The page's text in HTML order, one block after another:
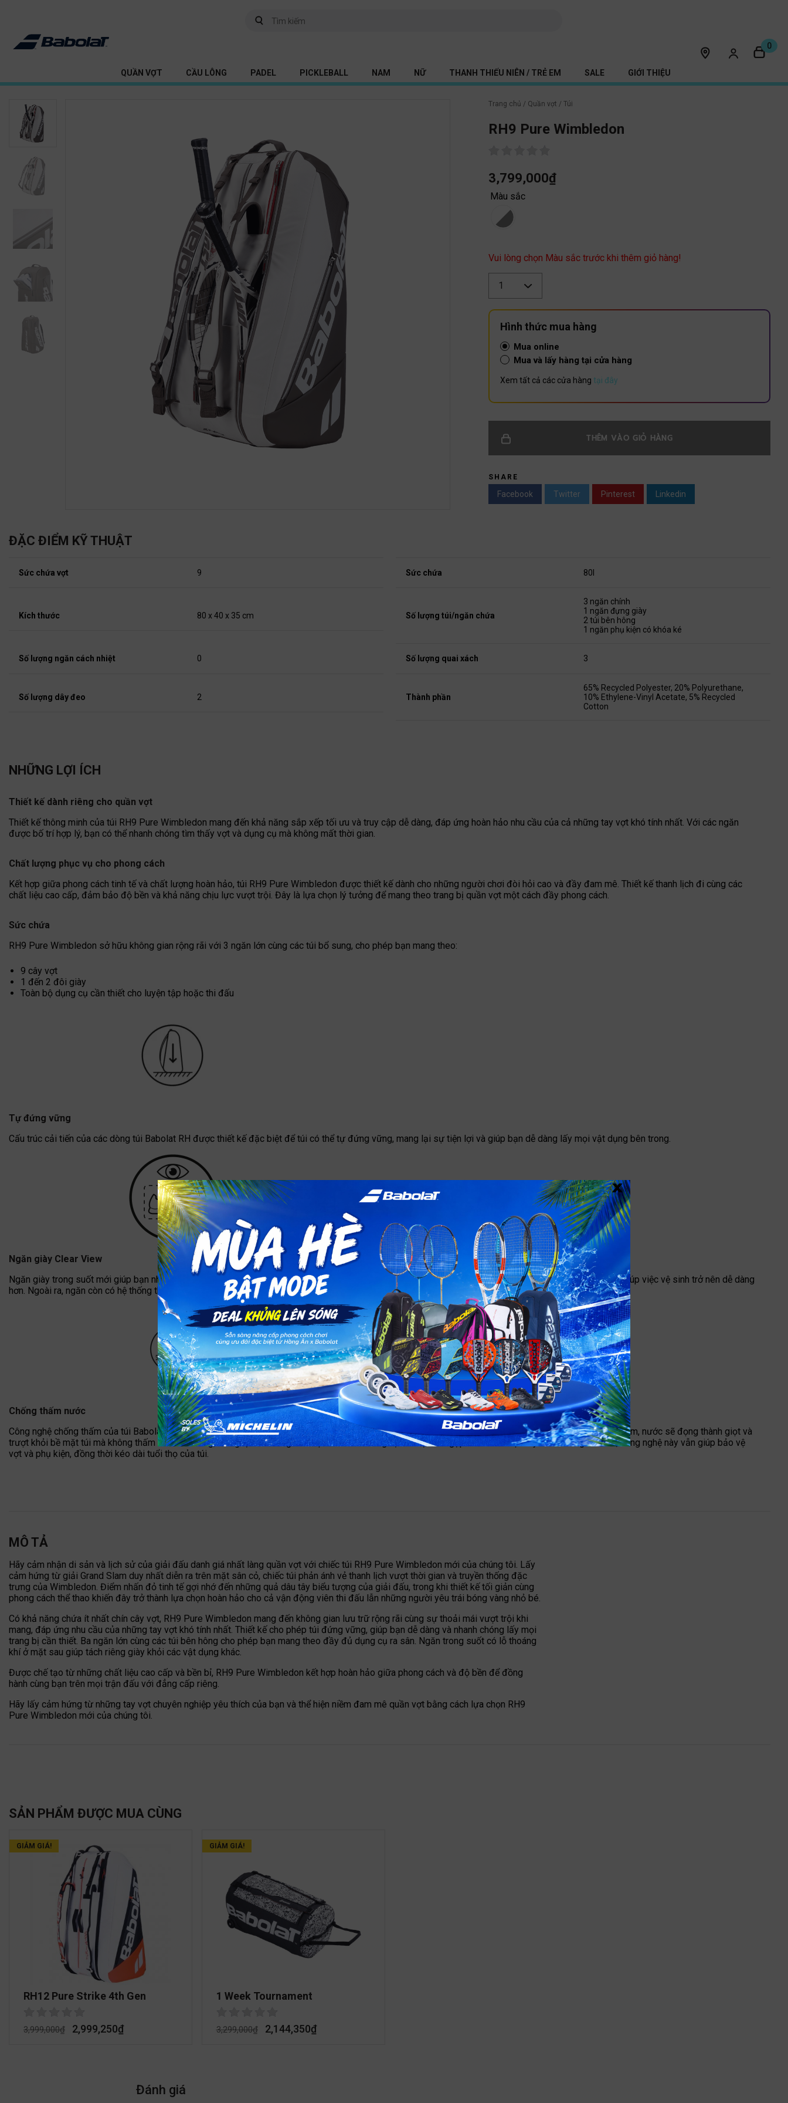
0
QUẦN VỢT CẦU LÔNG PADEL PICKLEBALL NAM NỮ THANH THIẾU NIÊN / TRẺ EM SALE GIỚI THIỆU
Trang chủ / Quần vợt /Túi
RH9 Pure Wimbledon
3,799,000₫
Màu sắc
Vui lòng chọn Màu sắc trước khi thêm giỏ hàng!
Số
lượng
Hình thức mua hàng
Mua online
Mua và lấy hàng tại cửa hàng
Xem tất cả các cửa hàngtại đây
THÊM VÀO GIỎ HÀNG
SHARE
Facebook Twitter Pinterest Linkedin
ĐẶC ĐIỂM KỸ THUẬT
Sức chứa vợt 9 Sức chứa 80l
Kích thước 80 x 40 x 35 cm Số lượng túi/ngăn chứa
3 ngăn chính
1 ngăn đựng giày
2 túi bên hông
1 ngăn phụ kiện có khóa ké
Số lượng ngăn cách nhiệt 0 Số lượng quai xách 3
Số lượng dây đeo 2 Thành phần
65% Recycled Polyester, 20% Polyurethane,
10% Ethylene-Vinyl Acetate, 5% Recycled
Cotton
NHỮNG LỢI ÍCH
Thiết kế dành riêng cho quần vợt
Thiết kế thông minh của túi RH9 Pure Wimbledon mang đến khả năng sắp xếp tối ưu và truy cập dễ dàng, đáp ứng hoàn hảo nhu cầu của cả những tay vợt khó tính nhất. Với các ngăn
được bố trí hợp lý, bạn có thể nhanh chóng tìm thấy vợt và dụng cụ mà không mất thời gian.
Chất lượng phục vụ cho phong cách
Kết hợp giữa phong cách tinh tế và chất lượng hoàn hảo, túi RH9 Pure Wimbledon được thiết kế dành cho những người chơi đòi hỏi cao và đầy đam mê. Thiết kế thanh lịch đi cùng các
chất liệu cao cấp, đảm bảo độ bền và khả năng chịu lực vượt trội. Đây là lựa chọn lý tưởng để mang theo trang bị quần vợt một cách đầy phong cách.
Sức chứa
RH9 Pure Wimbledon sở hữu không gian rộng rãi với 3 ngăn lớn cùng các túi bổ sung, cho phép bạn mang theo:
9 cây vợt
1 đến 2 đôi giày
Toàn bộ dụng cụ cần thiết cho luyện tập hoặc thi đấu
Tự đứng vững
Cấu trúc cải tiến của các dòng túi Babolat RH được thiết kế đặc biệt để túi có thể tự đứng vững, mang lại sự tiện lợi và giúp bạn dễ dàng lấy mọi vật dụng bên trong.
Ngăn giày Clear View
Ngăn giày trong suốt mới giúp bạn nhanh chóng kiểm tra xem mình đã mang đủ giày cần thiết hay chưa. Thiết kế không đường may và chống thấm nước giúp việc vệ sinh trở nên dễ dàng
hơn. Ngoài ra, ngăn còn có hệ thống thông gió bên ngoài để hạn chế mùi lan sang các khu vực khác của túi.
Chống thấm nước
Công nghệ chống thấm của túi Babolat giúp bảo vệ hiệu quả khỏi độ ẩm, giữ cho đồ dùng của bạn luôn khô ráo trong mọi điều kiện. Nhờ lớp phủ chống thấm, nước sẽ đọng thành giọt và
trượt khỏi bề mặt túi mà không thấm vào bên trong, mang lại khả năng bảo vệ tối ưu cho trang bị của bạn. Dù gặp mưa bất chợt hay môi trường ẩm ướt, công nghệ này vẫn giúp bảo vệ
vợt và phụ kiện, đồng thời kéo dài tuổi thọ của túi.
MÔ TẢ
Hãy cảm nhận di sản và lịch sử của giải đấu danh giá nhất làng quần vợt với chiếc túi RH9 Pure Wimbledon mới của chúng tôi. Lấy
cảm hứng từ giải Grand Slam duy nhất diễn ra trên mặt sân cỏ, chiếc túi phản ánh vẻ thanh lịch vượt thời gian và truyền thống đặc
trưng của Wimbledon. Điểm nhấn đỏ tinh tế gợi nhớ đến những quả dâu tây biểu tượng của giải đấu, trong khi thiết kế tối giản cùng
phong cách thể thao khiến đây trở thành lựa chọn hoàn hảo cho cả vận động viên thi đấu lẫn những người yêu trái bóng vàng nhỏ bé.
Có khả năng chứa ít nhất chín cây vợt, RH9 Pure Wimbledon mang đến không gian lưu trữ rộng rãi cùng sự thoải mái vượt trội khi
mang, đáp ứng nhu cầu của những tay vợt khó tính nhất. Thiết kế cho phép túi đứng vững, giúp bạn dễ dàng và nhanh chóng lấy mọi
trang bị cần thiết. Ba ngăn lớn cùng các túi bên hông cho phép bạn mang theo đầy đủ dụng cụ ra sân. Ngăn trong suốt có lỗ thoáng
khí ở mặt sau giúp tách riêng giày khỏi các vật dụng khác.
Được chế tạo từ những chất liệu cao cấp và bền bỉ, RH9 Pure Wimbledon kết hợp hoàn hảo giữa phong cách và độ bền để đồng
hành cùng bạn trên mọi trận đấu với đẳng cấp riêng.
Hãy lấy cảm hứng từ những tay vợt chuyên nghiệp yêu thích của bạn và thể hiện niềm đam mê quần vợt bằng cách lựa chọn RH9
Pure Wimbledon mới của chúng tôi.
SẢN PHẨM ĐƯỢC MUA CÙNG
GIẢM GIÁ!
RH12 Pure Strike 4th Gen
3,999,000₫ 2,999,250₫
GIẢM GIÁ!
1 Week Tournament
3,299,000₫ 2,144,350₫
Đánh giá
x